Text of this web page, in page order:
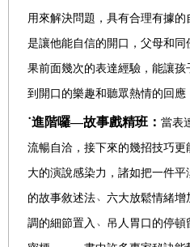
用來解決問題，具有合理有據
是讓他能自信的開口，父母和
果前面幾次的表達經驗，能讓孩
到開口的樂趣和聽眾熱情的回應
˙進階囉―故事戲精班： 當表
流暢自洽，接下來的幾招技巧
大的演說感染力，諸如把一件
的故事敘述法﹅ 六大放鬆情緒增
調的細節置入 ﹅ 吊人胃口的停頓